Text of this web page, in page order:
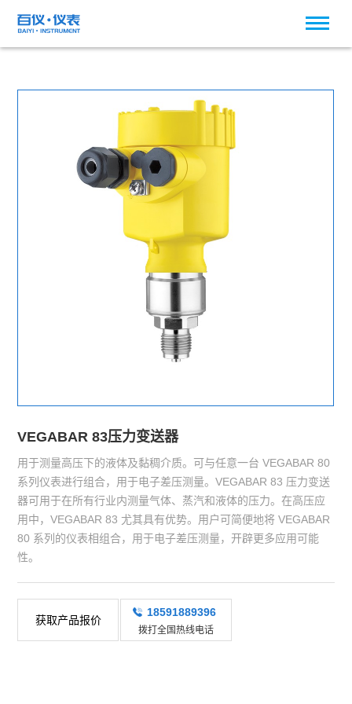
VEGABAR 83压力变送器
用于测量高压下的液体及黏稠介质。可与任意一台 VEGABAR 80
系列仪表进行组合，用于电子差压测量。VEGABAR 83 压力变送
器可用于在所有行业内测量气体、蒸汽和液体的压力。在高压应
用中，VEGABAR 83 尤其具有优势。用户可简便地将 VEGABAR
80 系列的仪表相组合，用于电子差压测量，开辟更多应用可能
性。
获取产品报价
18591889396
拨打全国热线电话